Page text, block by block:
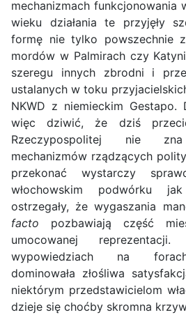
mechanizmach funkcjonowania
wieku działania te przyjęły
formę nie tylko powszechnie
mordów w Palmirach czy
szeregu innych zbrodni i
ustalanych w toku
NKWD z niemieckim Gestapo.
więc dziwić, że dziś
Rzeczypospolitej nie
mechanizmów rządzących
przekonać wystarczy
włochowskim podwórku
ostrzegały, że wygaszania
facto pozbawiają część
umocowanej
wypowiedziach na
dominowała złośliwa
niektórym przedstawicielom
dzieje się choćby skromna